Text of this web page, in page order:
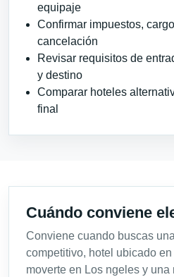
equipaje
Confirmar impuestos,
cancelación
Revisar requisitos de
y destino
Comparar hoteles
final
Cuándo conviene
Conviene cuando buscas
competitivo, hotel ubicado
moverte en Los ngeles y